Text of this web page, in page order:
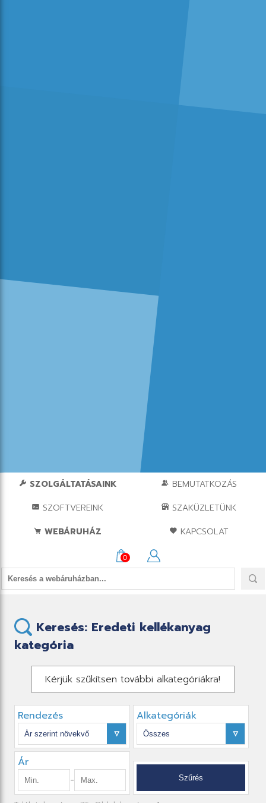
SZOLGÁLTATÁSAINK
BEMUTATKOZÁS
SZOFTVEREINK
SZAKÜZLETÜNK
WEBÁRUHÁZ
KAPCSOLAT
0
Keresés: Eredeti kellékanyag
kategória
Kérjük szűkítsen további alkategóriákra!
Rendezés Alkategóriák
Ár
-